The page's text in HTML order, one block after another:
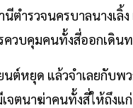
นีตำรวจนครบาลนางเ
ควบคุมคนทั้งสี่ออกเดิ
นต์หยุด แล้วจำเลยกับ
จตนาฆ่าคนทั้งสี่ให้ถึงแ